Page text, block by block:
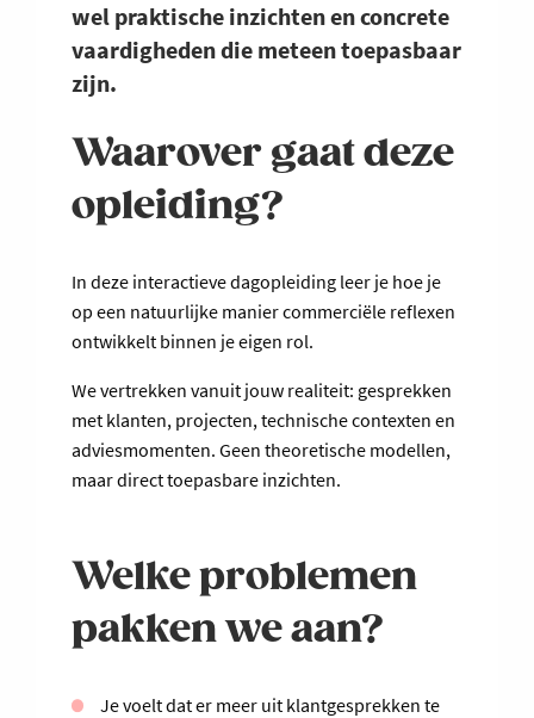
wel praktische inzichten en concrete
vaardigheden die meteen toepasbaar
zijn.
Waarover gaat deze
opleiding?
In deze interactieve dagopleiding leer je hoe je
op een natuurlijke manier commerciële reflexen
ontwikkelt binnen je eigen rol.
We vertrekken vanuit jouw realiteit: gesprekken
met klanten, projecten, technische contexten en
adviesmomenten. Geen theoretische modellen,
maar direct toepasbare inzichten.
Welke problemen
pakken we aan?
Je voelt dat er meer uit klantgesprekken te